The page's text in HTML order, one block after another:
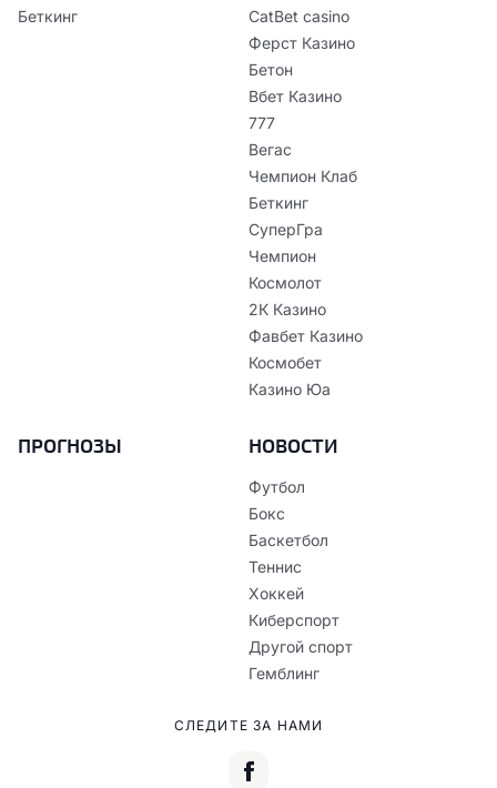
Беткинг
CatBet casino
Ферст Казино
Бетон
Вбет Казино
777
Вегас
Чемпион Клаб
Беткинг
СуперГра
Чемпион
Космолот
2К Казино
Фавбет Казино
Космобет
Казино Юа
ПРОГНОЗЫ НОВОСТИ
Футбол
Бокс
Баскетбол
Теннис
Хоккей
Киберспорт
Другой спорт
Гемблинг
СЛЕДИТЕ ЗА НАМИ